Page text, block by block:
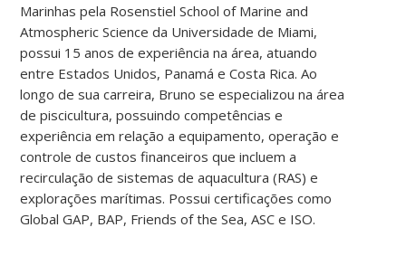
Marinhas pela Rosenstiel School of Marine and
Atmospheric Science da Universidade de Miami,
possui 15 anos de experiência na área, atuando
entre Estados Unidos, Panamá e Costa Rica. Ao
longo de sua carreira, Bruno se especializou na área
de piscicultura, possuindo competências e
experiência em relação a equipamento, operação e
controle de custos financeiros que incluem a
recirculação de sistemas de aquacultura (RAS) e
explorações marítimas. Possui certificações como
Global GAP, BAP, Friends of the Sea, ASC e ISO.